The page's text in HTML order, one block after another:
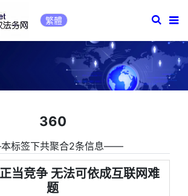
繁體
360
标签下共聚合2条信息――
当竞争 无法可依成互联网难
题